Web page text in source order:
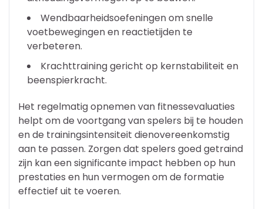
Wendbaarheidsoefeningen om snelle
voetbewegingen en reactietijden te
verbeteren.
Krachttraining gericht op kernstabiliteit en
beenspierkracht.
Het regelmatig opnemen van fitnessevaluaties
helpt om de voortgang van spelers bij te houden
en de trainingsintensiteit dienovereenkomstig
aan te passen. Zorgen dat spelers goed getraind
zijn kan een significante impact hebben op hun
prestaties en hun vermogen om de formatie
effectief uit te voeren.